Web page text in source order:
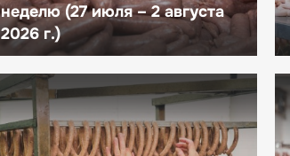
неделю (27 июля – 2 августа
2026 г.)